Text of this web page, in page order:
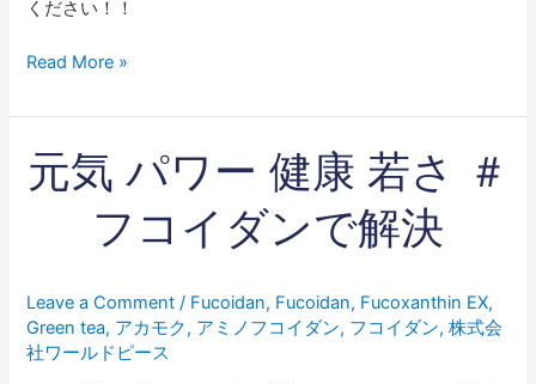
ください！！
Read More »
元気 パワー 健康 若さ ＃
フコイダンで解決
Leave a Comment / Fucoidan, Fucoidan, Fucoxanthin EX,
Green tea, アカモク, アミノフコイダン, フコイダン,株式会
社ワールドピース
元
気
健
康
若